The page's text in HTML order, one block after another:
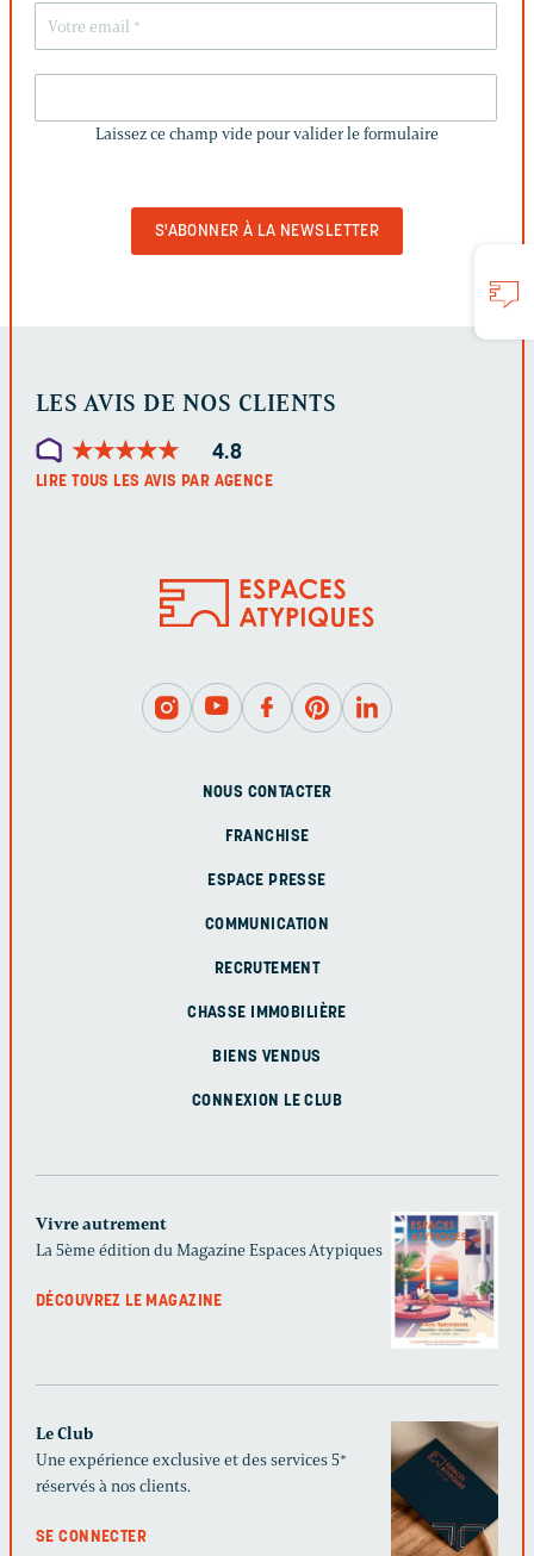
CHAMP
Laissez ce champ vide pour valider le formulaire
LES AVIS DE NOS CLIENTS
★★★★★
★★★★★ 4.8
LIRE TOUS LES AVIS PAR AGENCE
NOUS CONTACTER
FRANCHISE
ESPACE PRESSE
COMMUNICATION
RECRUTEMENT
CHASSE IMMOBILIÈRE
BIENS VENDUS
CONNEXION LE CLUB
Vivre autrement
La 5ème édition du Magazine Espaces Atypiques
DÉCOUVREZ LE MAGAZINE
Le Club
Une expérience exclusive et des services 5*
réservés à nos clients.
SE CONNECTER